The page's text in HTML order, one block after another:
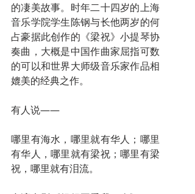
的凄美故事。时年二十四岁的上海
音乐学院学生陈钢与长他两岁的何
占豪据此创作的《梁祝》小提琴协
奏曲，大概是中国作曲家屈指可数
的可以和世界大师级音乐家作品相
媲美的经典之作。
有人说——
哪里有海水，哪里就有华人；哪里
有华人，哪里就有梁祝；哪里有梁
祝，哪里就有泪流。